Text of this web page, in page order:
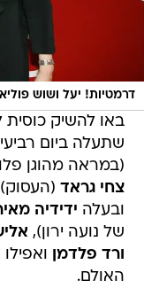
דרמטיות! יעל ושוש
באו להשיק
שתעלה ביום
(במראה מהוגן
צחי גראד
ובעלה ידידיה
של נועה ירון),
ורד פלדמן ואפילו
האולם.